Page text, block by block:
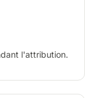
l'attribution.